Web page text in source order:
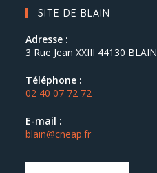
SITE DE BLAIN
Adresse :
3 Rue Jean XXIII 44130 BLAIN
Téléphone :
02 40 07 72 72
E-mail :
blain@cneap.fr